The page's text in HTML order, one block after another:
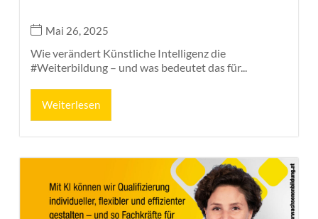
Mai 26, 2025
Wie verändert Künstliche Intelligenz die
#Weiterbildung – und was bedeutet das für...
Weiterlesen